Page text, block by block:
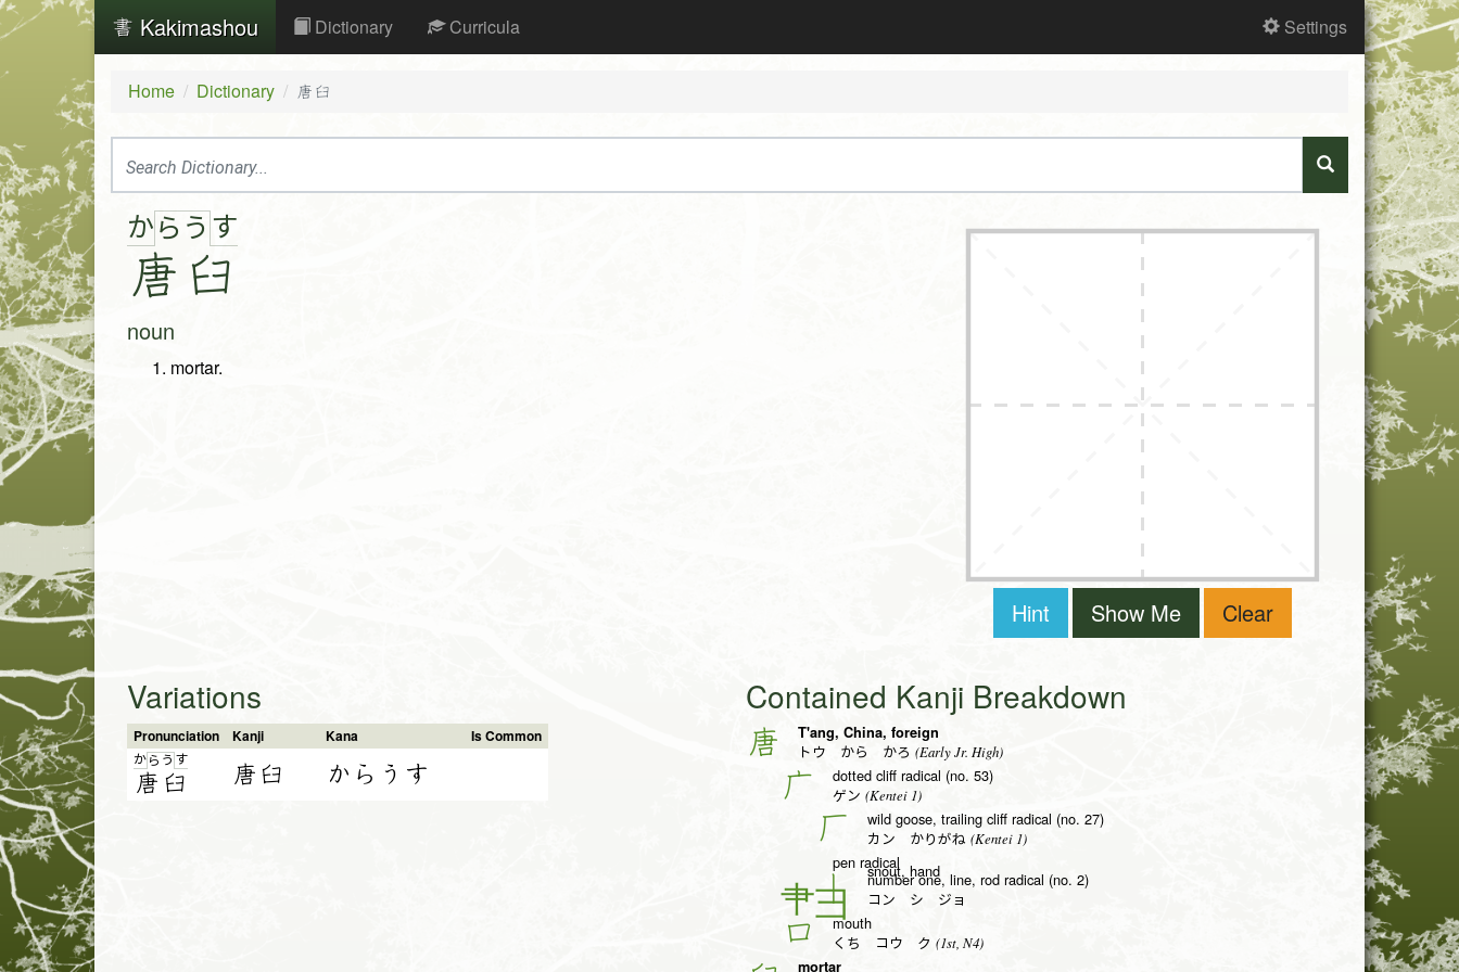
Kakimashou Dictionary Curricula Settings
Home Dictionary 唐臼
か ら
唐
う す
臼
noun
mortar.
Hint Show Me Clear
Variations
Pronunciation Kanji Kana Is Common
か ら
唐
う す
臼 唐臼 からうす
Contained Kanji Breakdown
唐 T'ang, China, foreign
トウ から かろ (Early Jr. High)
广 dotted cliff radical (no. 53)
ゲン (Kentei 1)
厂 wild goose, trailing cliff radical (no. 27)
カン かりがね (Kentei 1)
pen radicalsnout, hand
丨 number one, line, rod radical (no. 2)
コン シ ジョ
口 mouth
くち コウ ク (1st, N4)
mortar